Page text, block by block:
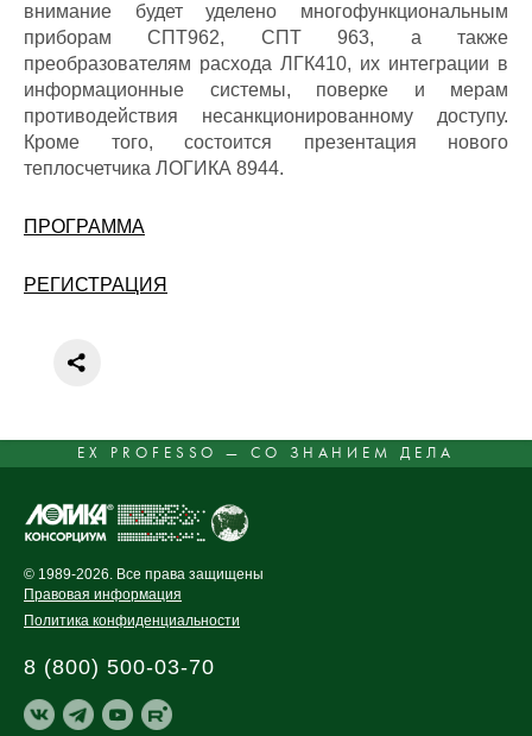
внимание будет уделено многофункциональным
приборам СПТ962, СПТ 963, а также
преобразователям расхода ЛГК410, их интеграции в
информационные системы, поверке и мерам
противодействия несанкционированному доступу.
Кроме того, состоится презентация нового
теплосчетчика ЛОГИКА 8944.
ПРОГРАММА
РЕГИСТРАЦИЯ
EX PROFESSO — СО ЗНАНИЕМ ДЕЛА
© 1989-2026. Все права защищены
Правовая информация
Политика конфиденциальности
8 (800) 500-03-70